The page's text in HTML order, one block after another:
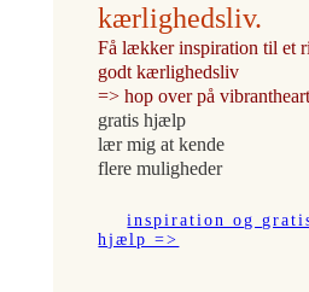
kærlighedsliv.
Få lækker inspiration til et
godt kærlighedsliv
=> hop over på
gratis hjælp
lær mig at kende
flere muligheder
inspiration og
hjælp =>